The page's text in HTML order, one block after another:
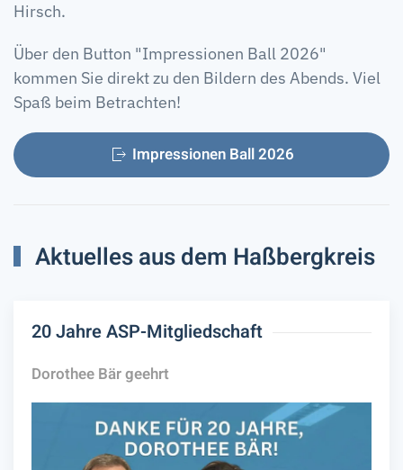
Hirsch.
Über den Button "Impressionen Ball 2026"
kommen Sie direkt zu den Bildern des Abends. Viel
Spaß beim Betrachten!
Impressionen Ball 2026
Aktuelles aus dem Haßbergkreis
20 Jahre ASP-Mitgliedschaft
Dorothee Bär geehrt